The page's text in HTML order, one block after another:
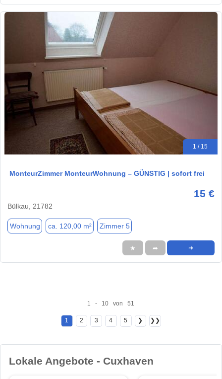
1 / 15
️ MonteurZimmer MonteurWohnung – GÜNSTIG | sofort frei
15 €
Bülkau, 21782
Wohnung ca. 120,00 m² Zimmer 5
★ ➦ ➜
1 - 10 von 51
1 2 3 4 5 ❯ ❯❯
Lokale Angebote - Cuxhaven